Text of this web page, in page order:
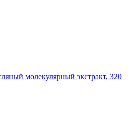
молекулярный экстракт, 320